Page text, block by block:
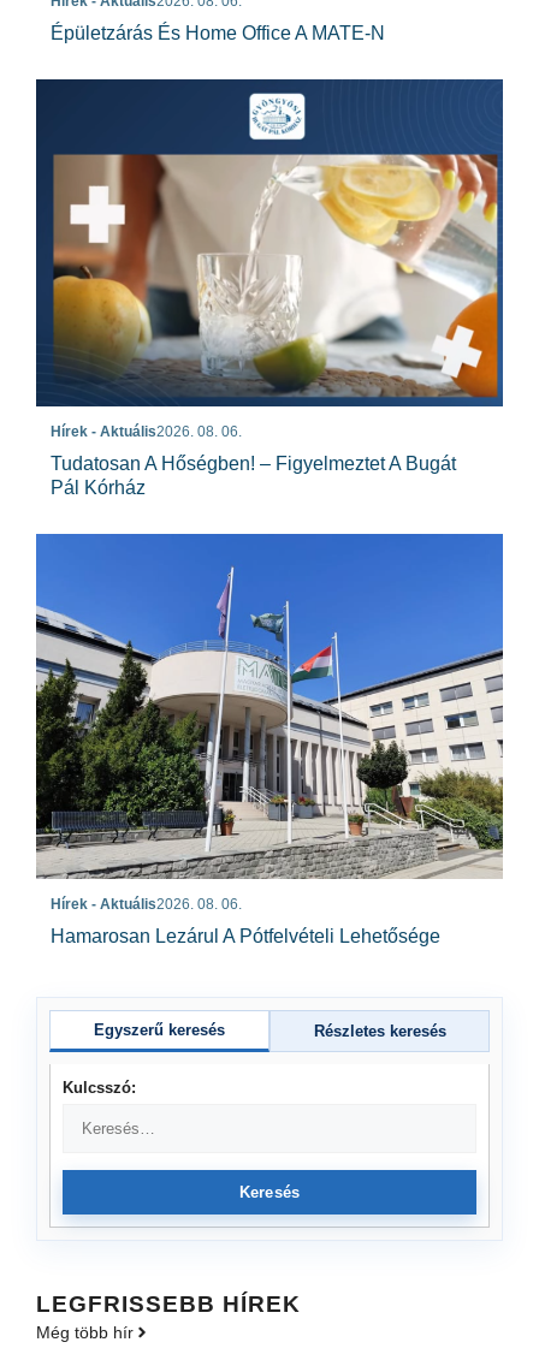
Épületzárás És Home Office A MATE-N
Hírek - Aktuális2026. 08. 06.
Tudatosan A Hőségben! – Figyelmeztet A Bugát
Pál Kórház
Hírek - Aktuális2026. 08. 06.
Hamarosan Lezárul A Pótfelvételi Lehetősége
Egyszerű keresés Részletes keresés
Kulcsszó:
Keresés
LEGFRISSEBB HÍREK
Még több hír